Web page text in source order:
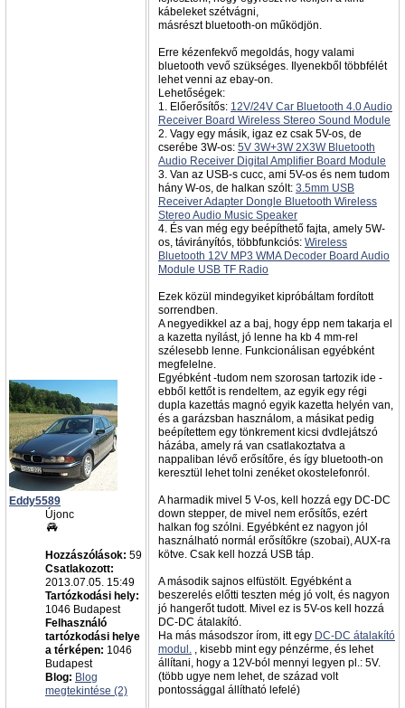
Eddy5589
Újonc
Hozzászólások: 59
Csatlakozott:
2013.07.05. 15:49
Tartózkodási hely:
1046 Budapest
Felhasználó
tartózkodási helye
a térképen: 1046
Budapest
Blog: Blog
megtekintése (2)
kábeleket szétvágni,
másrészt bluetooth-on működjön.
Erre kézenfekvő megoldás, hogy valami
bluetooth vevő szükséges. Ilyenekből többfélét
lehet venni az ebay-on.
Lehetőségek:
1. Előerősítős: 12V/24V Car Bluetooth 4.0 Audio
Receiver Board Wireless Stereo Sound Module
2. Vagy egy másik, igaz ez csak 5V-os, de
cserébe 3W-os: 5V 3W+3W 2X3W Bluetooth
Audio Receiver Digital Amplifier Board Module
3. Van az USB-s cucc, ami 5V-os és nem tudom
hány W-os, de halkan szólt: 3.5mm USB
Receiver Adapter Dongle Bluetooth Wireless
Stereo Audio Music Speaker
4. És van még egy beépíthető fajta, amely 5W-
os, távirányítós, többfunkciós: Wireless
Bluetooth 12V MP3 WMA Decoder Board Audio
Module USB TF Radio
Ezek közül mindegyiket kipróbáltam fordított
sorrendben.
A negyedikkel az a baj, hogy épp nem takarja el
a kazetta nyílást, jó lenne ha kb 4 mm-rel
szélesebb lenne. Funkcionálisan egyébként
megfelelne.
Egyébként -tudom nem szorosan tartozik ide -
ebből kettőt is rendeltem, az egyik egy régi
dupla kazettás magnó egyik kazetta helyén van,
és a garázsban használom, a másikat pedig
beépítettem egy tönkrement kicsi dvdlejátszó
házába, amely rá van csatlakoztatva a
nappaliban lévő erősítőre, és így bluetooth-on
keresztül lehet tolni zenéket okostelefonról.
A harmadik mivel 5 V-os, kell hozzá egy DC-DC
down stepper, de mivel nem erősítős, ezért
halkan fog szólni. Egyébként ez nagyon jól
használható normál erősítőkre (szobai), AUX-ra
kötve. Csak kell hozzá USB táp.
A második sajnos elfüstölt. Egyébként a
beszerelés előtti teszten még jó volt, és nagyon
jó hangerőt tudott. Mivel ez is 5V-os kell hozzá
DC-DC átalakító.
Ha más másodszor írom, itt egy DC-DC átalakító
modul. , kisebb mint egy pénzérme, és lehet
állítani, hogy a 12V-ból mennyi legyen pl.: 5V.
(több ugye nem lehet, de század volt
pontossággal állítható lefelé)